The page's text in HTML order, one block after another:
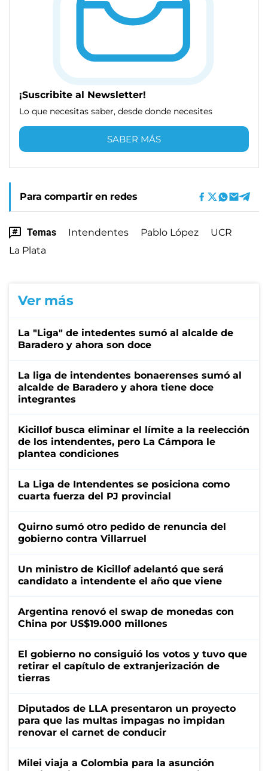
¡Suscribite al Newsletter!
Lo que necesitas saber, desde donde necesites
SABER MÁS
Para compartir en redes
Temas Intendentes Pablo López
UCR
La Plata
Ver más
La "Liga" de intedentes sumó al alcalde de
Baradero y ahora son doce
La liga de intendentes bonaerenses sumó al
alcalde de Baradero y ahora tiene doce
integrantes
Kicillof busca eliminar el límite a la reelección
de los intendentes, pero La Cámpora le
plantea condiciones
La Liga de Intendentes se posiciona como
cuarta fuerza del PJ provincial
Quirno sumó otro pedido de renuncia del
gobierno contra Villarruel
Un ministro de Kicillof adelantó que será
candidato a intendente el año que viene
Argentina renovó el swap de monedas con
China por US$19.000 millones
El gobierno no consiguió los votos y tuvo que
retirar el capítulo de extranjerización de
tierras
Diputados de LLA presentaron un proyecto
para que las multas impagas no impidan
renovar el carnet de conducir
Milei viaja a Colombia para la asunción